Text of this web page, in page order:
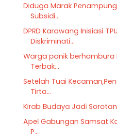
Diduga Marak
Subsidi...
DPRD Karawang Inisiasi
Diskriminati...
Warga panik berhambura
Terbak...
Setelah Tuai
Tirta...
Kirab Budaya Jadi Sorotan,
Apel Gabungan Samsat
P...